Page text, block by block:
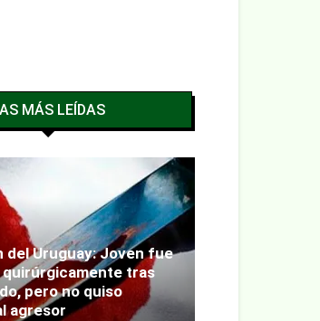
MÁS LEÍDAS
del Uruguay: Joven fue
tras
pero no quiso
agresor